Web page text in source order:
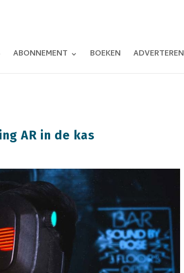
ABONNEMENT BOEKEN ADVERTEREN
AR in de kas